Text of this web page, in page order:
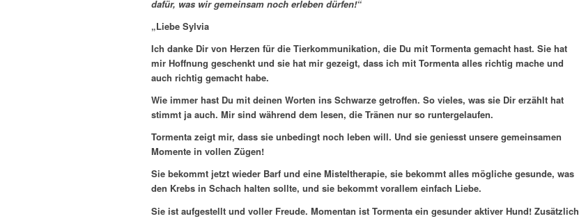
dafür, was wir gemeinsam noch erleben dürfen!“
„Liebe Sylvia
Ich danke Dir von Herzen für die Tierkommunikation, die Du mit Tormenta gemacht hast. Sie hat
mir Hoffnung geschenkt und sie hat mir gezeigt, dass ich mit Tormenta alles richtig mache und
auch richtig gemacht habe.
Wie immer hast Du mit deinen Worten ins Schwarze getroffen. So vieles, was sie Dir erzählt hat
stimmt ja auch. Mir sind während dem lesen, die Tränen nur so runtergelaufen.
Tormenta zeigt mir, dass sie unbedingt noch leben will. Und sie geniesst unsere gemeinsamen
Momente in vollen Zügen!
Sie bekommt jetzt wieder Barf und eine Misteltherapie, sie bekommt alles mögliche gesunde, was
den Krebs in Schach halten sollte, und sie bekommt vorallem einfach Liebe.
Sie ist aufgestellt und voller Freude. Momentan ist Tormenta ein gesunder aktiver Hund! Zusätzlich